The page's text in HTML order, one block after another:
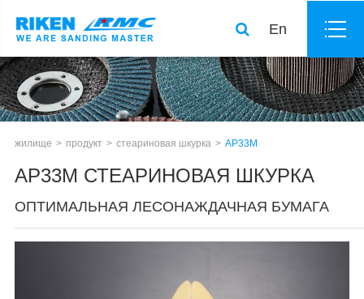
En
жилище продукт стеариновая шкурка AP33M
AP33M СТЕАРИНОВАЯ ШКУРКА
ОПТИМАЛЬНАЯ ЛЕСОНАЖДАЧНАЯ БУМАГА